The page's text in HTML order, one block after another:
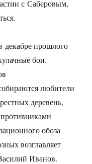
с Саберовым,
прошлого
бои.
любители
деревень,
обоза
возглавляет
Иванов.